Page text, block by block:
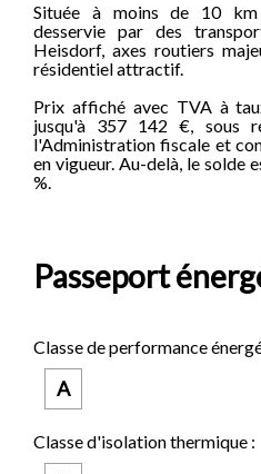
Située à moins de 10
desservie par des
Heisdorf, axes routiers
résidentiel attractif.
Prix affiché avec TVA à
jusqu'à 357 142 €, sous
l'Administration fiscale et
en vigueur. Au-delà, le solde
%.
Passeport
Classe de performance
A
Classe d'isolation thermique :